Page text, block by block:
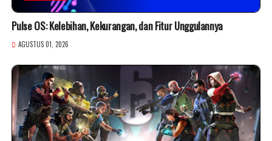
Pulse OS: Kelebihan, Kekurangan, dan Fitur Unggulannya
AGUSTUS 01, 2026